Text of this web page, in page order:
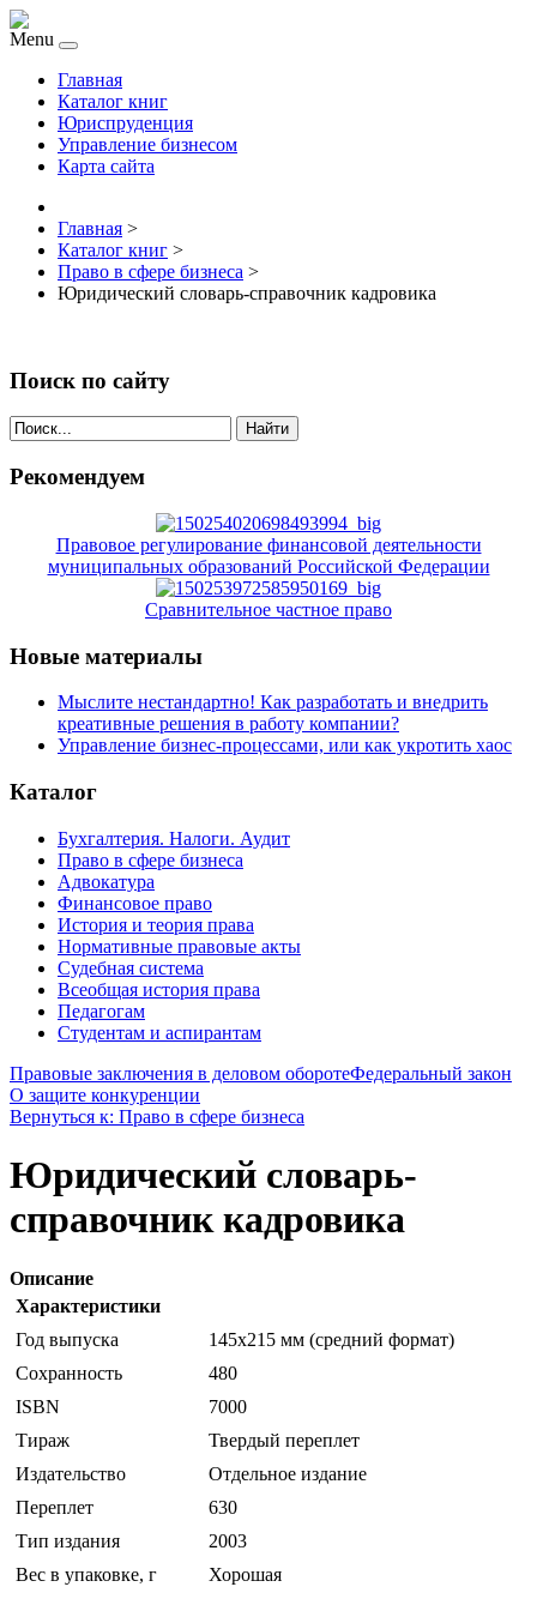
Menu
Главная
Каталог книг
Юриспруденция
Управление бизнесом
Карта сайта
Главная >
Каталог книг >
Право в сфере бизнеса >
Юридический словарь-справочник кадровика
Поиск по сайту
Найти
Рекомендуем
Правовое регулирование финансовой деятельности
муниципальных образований Российской Федерации
Сравнительное частное право
Новые материалы
Мыслите нестандартно! Как разработать и внедрить
креативные решения в работу компании?
Управление бизнес-процессами, или как укротить хаос
Каталог
Бухгалтерия. Налоги. Аудит
Право в сфере бизнеса
Адвокатура
Финансовое право
История и теория права
Нормативные правовые акты
Судебная система
Всеобщая история права
Педагогам
Студентам и аспирантам
Правовые заключения в деловом оборотеФедеральный закон
О защите конкуренции
Вернуться к: Право в сфере бизнеса
Юридический словарь-
справочник кадровика
Описание
Характеристики
Год выпуска
145х215 мм (средний формат)
Сохранность
480
ISBN
7000
Тираж
Твердый переплет
Издательство
Отдельное издание
Переплет
630
Тип издания
2003
Вес в упаковке, г
Хорошая